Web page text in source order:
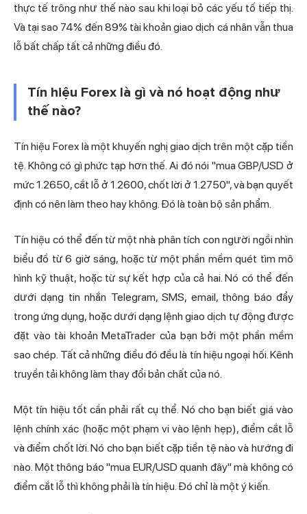
thực tế trông như thế nào sau khi loại bỏ các yếu tố tiếp thị.
Và tại sao 74% đến 89% tài khoản giao dịch cá nhân vẫn thua
lỗ bất chấp tất cả những điều đó.
Tín hiệu Forex là gì và nó hoạt động như
thế nào?
Tín hiệu Forex là một khuyến nghị giao dịch trên một cặp tiền
tệ. Không có gì phức tạp hơn thế. Ai đó nói "mua GBP/USD ở
mức 1.2650, cắt lỗ ở 1.2600, chốt lời ở 1.2750", và bạn quyết
định có nên làm theo hay không. Đó là toàn bộ sản phẩm.
Tín hiệu có thể đến từ một nhà phân tích con người ngồi nhìn
biểu đồ từ 6 giờ sáng, hoặc từ một phần mềm quét tìm mô
hình kỹ thuật, hoặc từ sự kết hợp của cả hai. Nó có thể đến
dưới dạng tin nhắn Telegram, SMS, email, thông báo đẩy
trong ứng dụng, hoặc dưới dạng lệnh giao dịch tự động được
đặt vào tài khoản MetaTrader của bạn bởi một phần mềm
sao chép. Tất cả những điều đó đều là tín hiệu ngoại hối. Kênh
truyền tải không làm thay đổi bản chất của nó.
Một tín hiệu tốt cần phải rất cụ thể. Nó cho bạn biết giá vào
lệnh chính xác (hoặc một phạm vi vào lệnh hẹp), điểm cắt lỗ
và điểm chốt lời. Nó cho bạn biết cặp tiền tệ nào và hướng đi
nào. Một thông báo "mua EUR/USD quanh đây" mà không có
điểm cắt lỗ thì không phải là tín hiệu. Đó chỉ là một ý kiến.